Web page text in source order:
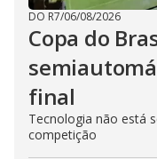
DO R7/06/08/2026
Copa do
final
Tecnologia não está
competição